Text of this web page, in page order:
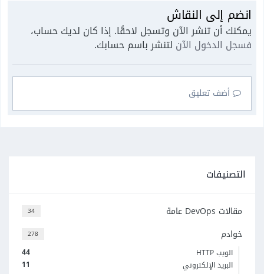
انضم إلى النقاش
يمكنك أن تنشر الآن وتسجل لاحقًا. إذا كان لديك حساب،
فسجل الدخول الآن لتنشر باسم حسابك.
أضف تعليق
التصنيفات
34 مقالات DevOps عامة
278 خوادم
44
الويب HTTP
11
البريد الإلكتروني